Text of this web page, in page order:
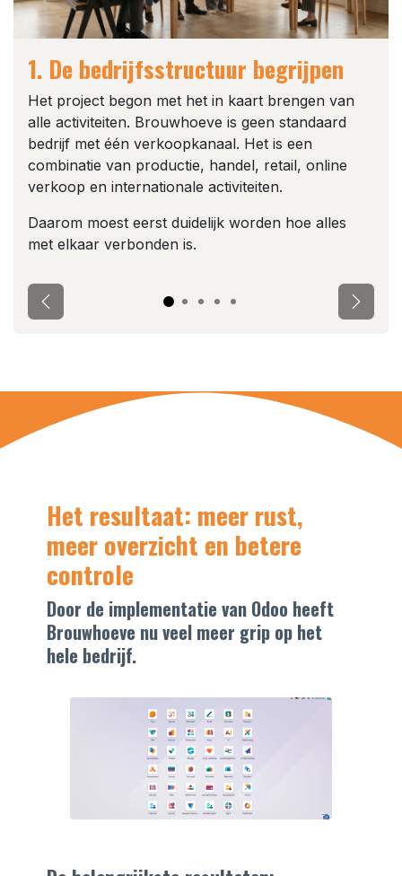
1. De bedrijfsstructuur begrijpen
Het project begon met het in kaart brengen van
alle activiteiten. Brouwhoeve is geen standaard
bedrijf met één verkoopkanaal. Het is een
combinatie van productie, handel, retail, online
verkoop en internationale activiteiten.
Daarom moest eerst duidelijk worden hoe alles
met elkaar verbonden is.
Vorige
Het resultaat: meer rust,
meer overzicht en betere
controle
Door de implementatie van Odoo heeft
Brouwhoeve nu veel meer grip op het
hele bedrijf.